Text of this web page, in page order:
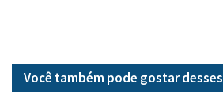
Você também pode gostar desses